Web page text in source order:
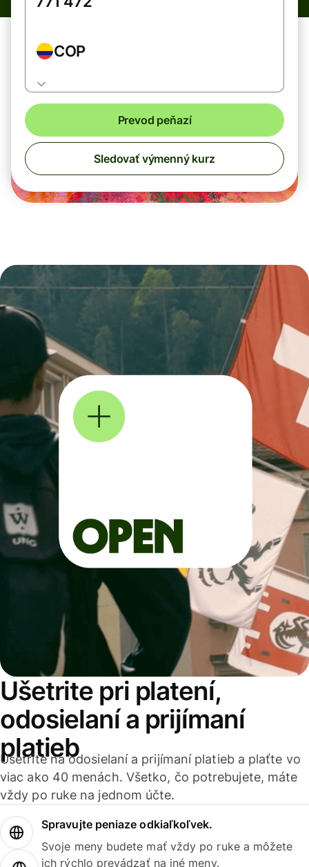
COP
Prevod peňazí
Sledovať výmenný kurz
Ušetrite pri platení,
odosielaní a prijímaní
platieb
Ušetrite na odosielaní a prijímaní platieb a plaťte vo
viac ako 40 menách. Všetko, čo potrebujete, máte
vždy po ruke na jednom účte.
Spravujte peniaze odkiaľkoľvek.
Svoje meny budete mať vždy po ruke a môžete
ich rýchlo prevádzať na iné meny.